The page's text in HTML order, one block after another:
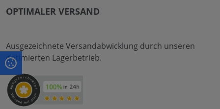
OPTIMALER VERSAND
Ausgezeichnete Versandabwicklung durch unseren
optimierten Lagerbetrieb.